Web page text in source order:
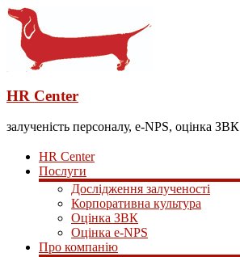
HR Center
залученість персоналу, e-NPS, оцінка ЗВК
HR Center
Послуги
Дослідження залученості
Корпоративна культура
Оцінка ЗВК
Оцінка e-NPS
Про компанію